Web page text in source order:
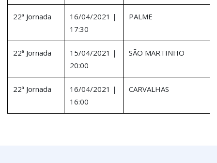
22ª Jornada
16/04/2021 |
17:30
PALME
22ª Jornada
15/04/2021 |
20:00
SÃO MARTINHO
22ª Jornada
16/04/2021 |
16:00
CARVALHAS